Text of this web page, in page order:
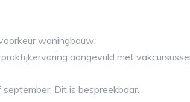
woningbouw;
aangevuld met
Dit is bespreekbaar.